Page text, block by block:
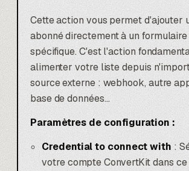
Cette action vous permet d'ajouter
abonné directement à un
spécifique. C'est l'action
alimenter votre liste depuis
source externe : webhook, autre
base de données...
Paramètres de configuration :
Credential to connect with:
votre compte ConvertKit dans ce